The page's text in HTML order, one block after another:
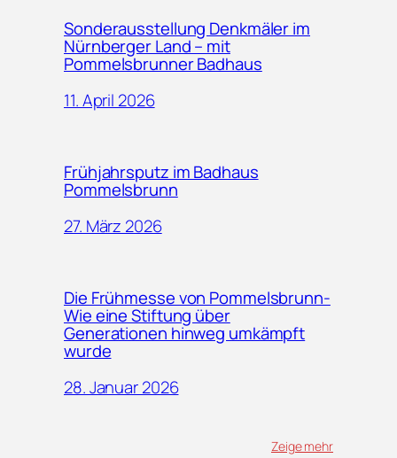
Sonderausstellung Denkmäler im
Nürnberger Land – mit
Pommelsbrunner Badhaus
11. April 2026
Frühjahrsputz im Badhaus
Pommelsbrunn
27. März 2026
Die Frühmesse von Pommelsbrunn-
Wie eine Stiftung über
Generationen hinweg umkämpft
wurde
28. Januar 2026
Zeige mehr